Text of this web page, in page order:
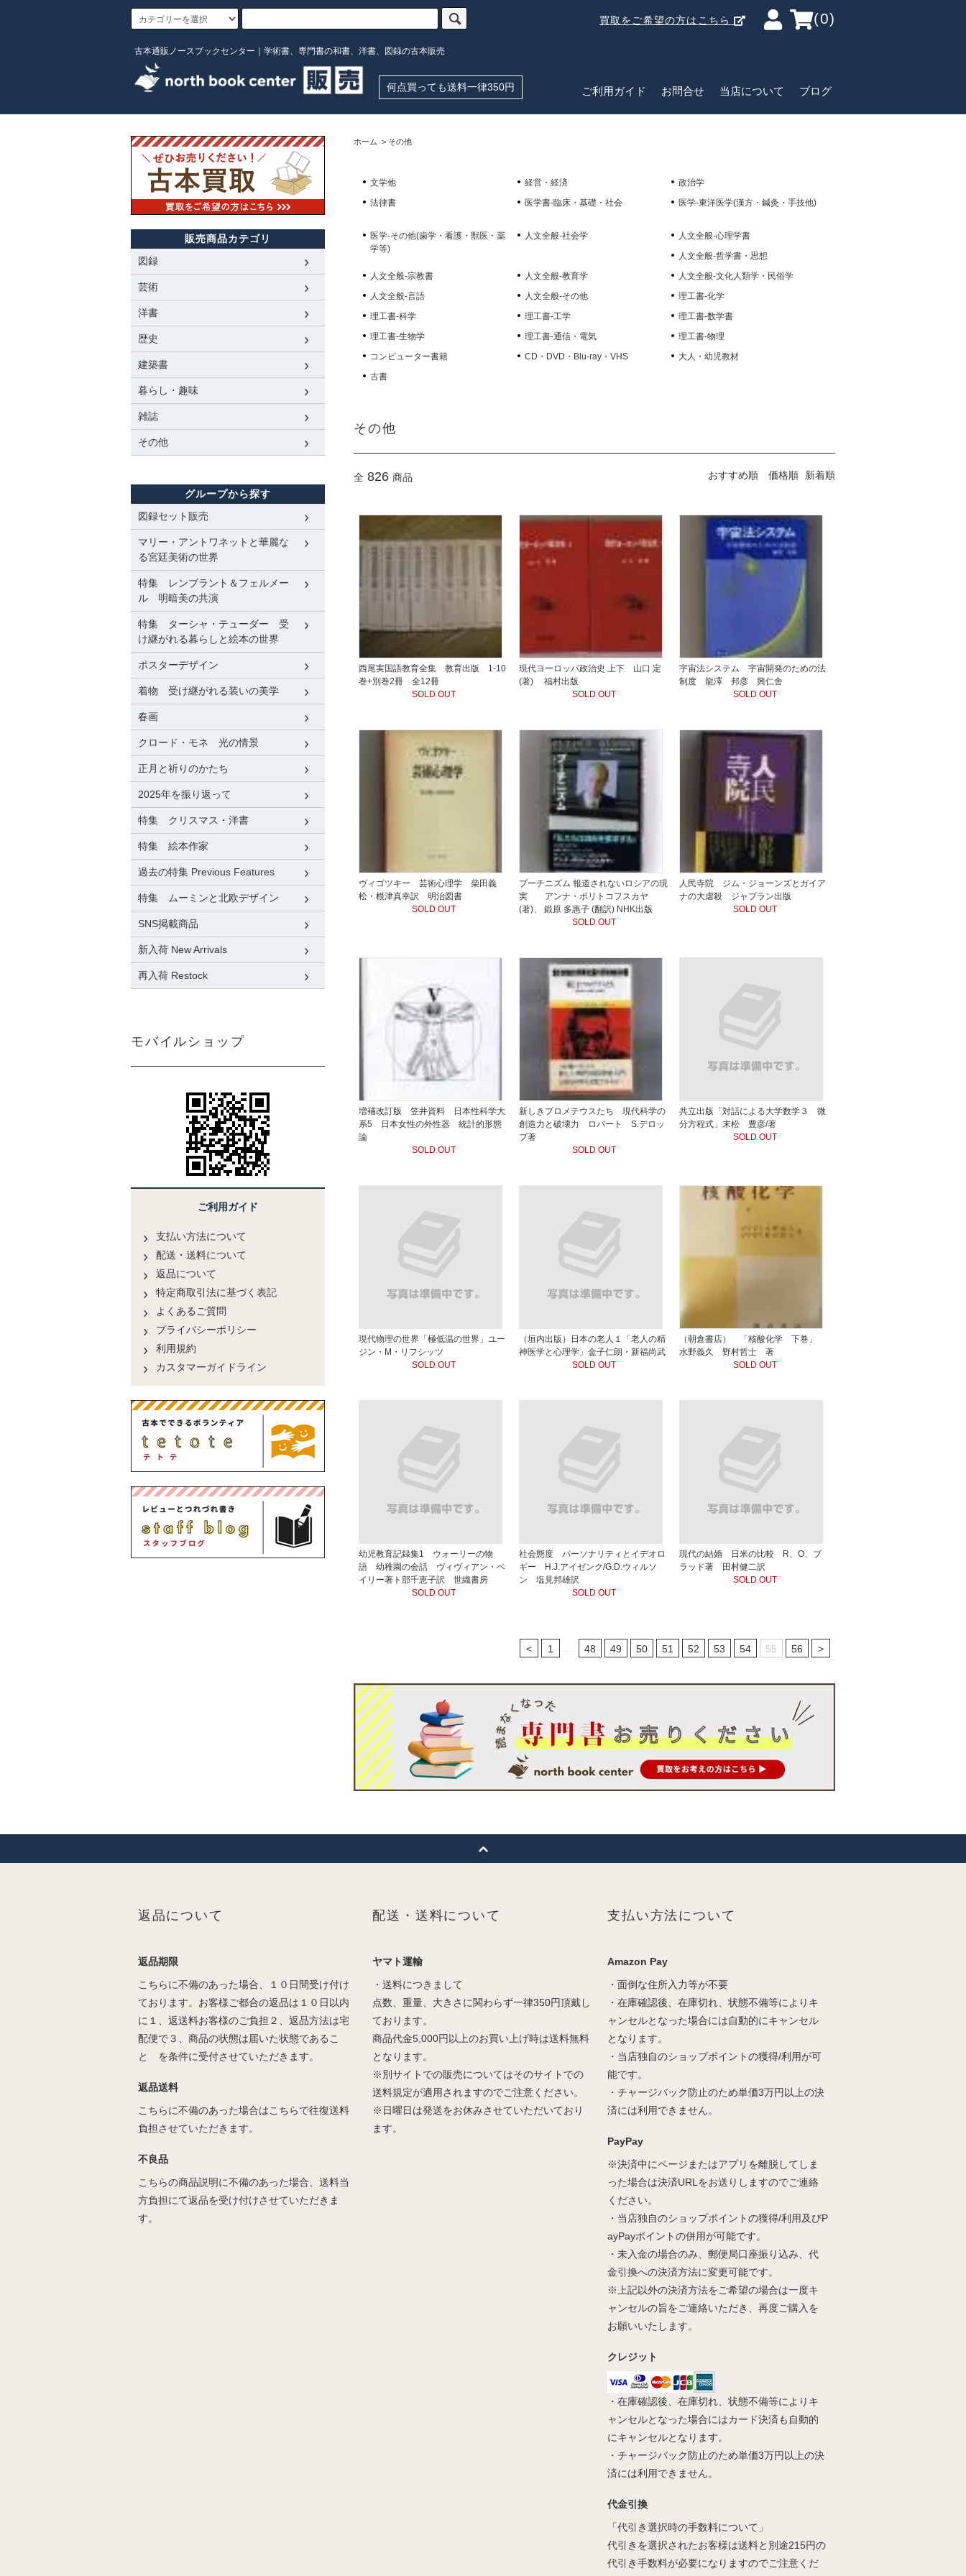
買取をご希望の方はこちら (0)
古本通販ノースブックセンター｜学術書、専門書の和書、洋書、図録の古本販売
何点買っても送料一律350円 ご利用ガイド お問合せ 当店について ブログ
ホーム > その他
文学他 経営・経済
政治学
法律書
医学書-臨床・基礎・社会 医学-東洋医学(漢方・鍼灸・手技他)
医学-その他(歯学・看護・獣医・薬
学等)
人文全般-社会学
人文全般-心理学書
人文全般-哲学書・思想
人文全般-宗教書
人文全般-教育学
人文全般-文化人類学・民俗学
人文全般-言語
人文全般-その他
理工書-化学
理工書-科学
理工書-工学
理工書-数学書
理工書-生物学
理工書-通信・電気
理工書-物理
コンピューター書籍
CD・DVD・Blu-ray・VHS
大人・幼児教材
古書
その他
全 826 商品 おすすめ順 価格順 新着順
西尾実国語教育全集 教育出版 1-10
巻+別巻2冊 全12冊
SOLD OUT
現代ヨーロッパ政治史 上下 山口 定
(著) 福村出版
SOLD OUT
宇宙法システム 宇宙開発のための法
制度 龍澤 邦彦 興仁舎
SOLD OUT
ヴィゴツキー 芸術心理学 柴田義
松・根津真幸訳 明治図書
SOLD OUT
プーチニズム 報道されないロシアの現
実 アンナ・ポリトコフスカヤ
(著)、 鍛原 多惠子 (翻訳) NHK出版
SOLD OUT
人民寺院 ジム・ジョーンズとガイア
ナの大虐殺 ジャプラン出版
SOLD OUT
増補改訂版 笠井資料 日本性科学大
系5 日本女性の外性器 統計的形態
論
SOLD OUT
新しきプロメテウスたち 現代科学の
創造力と破壊力 ロバート S.デロッ
プ著
SOLD OUT
共立出版「対話による大学数学３ 微
分方程式」末松 豊彦/著
SOLD OUT
現代物理の世界「極低温の世界」ユー
ジン・M・リフシッツ
SOLD OUT
（垣内出版）日本の老人１「老人の精
神医学と心理学」金子仁朗・新福尚武
SOLD OUT
（朝倉書店） 「核酸化学 下巻」
水野義久 野村哲士 著
SOLD OUT
幼児教育記録集1 ウォーリーの物
語 幼稚園の会話 ヴィヴィアン・ベ
イリー著ト部千恵子訳 世織書房
SOLD OUT
社会態度 パーソナリティとイデオロ
ギー H.J.アイゼンク/G.D.ウィルソ
ン 塩見邦雄訳
SOLD OUT
現代の結婚 日米の比較 R、O、ブ
ラッド著 田村健二訳
SOLD OUT
< 1 48 49 50 51 52 53 54 55 56 >
販売商品カテゴリ
図録
芸術
洋書
歴史
建築書
暮らし・趣味
雑誌
その他
グループから探す
図録セット販売
マリー・アントワネットと華麗な
る宮廷美術の世界
特集 レンブラント＆フェルメー
ル 明暗美の共演
特集 ターシャ・テューダー 受
け継がれる暮らしと絵本の世界
ポスターデザイン
着物 受け継がれる装いの美学
春画
クロード・モネ 光の情景
正月と祈りのかたち
2025年を振り返って
特集 クリスマス・洋書
特集 絵本作家
過去の特集 Previous Features
特集 ムーミンと北欧デザイン
SNS掲載商品
新入荷 New Arrivals
再入荷 Restock
モバイルショップ
ご利用ガイド
支払い方法について
配送・送料について
返品について
特定商取引法に基づく表記
よくあるご質問
プライバシーポリシー
利用規約
カスタマーガイドライン
返品について
返品期限
こちらに不備のあった場合、１０日間受け付け
ております。お客様ご都合の返品は１０日以内
に１、返送料お客様のご負担２、返品方法は宅
配便で３、商品の状態は届いた状態であるこ
と を条件に受付させていただきます。
返品送料
こちらに不備のあった場合はこちらで往復送料
負担させていただきます。
不良品
こちらの商品説明に不備のあった場合、送料当
方負担にて返品を受け付けさせていただきま
す。
配送・送料について
ヤマト運輸
・送料につきまして
点数、重量、大きさに関わらず一律350円頂戴し
ております。
商品代金5,000円以上のお買い上げ時は送料無料
となります。
※別サイトでの販売についてはそのサイトでの
送料規定が適用されますのでご注意ください。
※日曜日は発送をお休みさせていただいており
ます。
支払い方法について
Amazon Pay
・面倒な住所入力等が不要
・在庫確認後、在庫切れ、状態不備等によりキ
ャンセルとなった場合には自動的にキャンセル
となります。
・当店独自のショップポイントの獲得/利用が可
能です。
・チャージバック防止のため単価3万円以上の決
済には利用できません。
PayPay
※決済中にページまたはアプリを離脱してしま
った場合は決済URLをお送りしますのでご連絡
ください。
・当店独自のショップポイントの獲得/利用及びP
ayPayポイントの併用が可能です。
・未入金の場合のみ、郵便局口座振り込み、代
金引換への決済方法に変更可能です。
※上記以外の決済方法をご希望の場合は一度キ
ャンセルの旨をご連絡いただき、再度ご購入を
お願いいたします。
クレジット
・在庫確認後、在庫切れ、状態不備等によりキ
ャンセルとなった場合にはカード決済も自動的
にキャンセルとなります。
・チャージバック防止のため単価3万円以上の決
済には利用できません。
代金引換
「代引き選択時の手数料について」
代引きを選択されたお客様は送料と別途215円の
代引き手数料が必要になりますのでご注意くだ